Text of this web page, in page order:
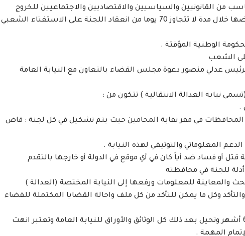
من القانونيين والسياسيين والاقتصاديين والاجتماعيين للخروج
بتعديلات شاملة في الدستور الحالي وعرضها خلال مدة لا تتجاوز 70 يوما من انعقاد اللجنة على الاستفتاء الشعبي
عدلي منصور دعوة مجلس القضاء بالتعاون مع النيابة العامة
نيابة العدالة الانتقالية ) تتكون من :
المحافظات في مقر نقابة المحامين حيث يتم تشكيل في كل لجنة : قاض
أو فساد ضد أياً كان في أي موقع في الدولة أو خارجها بالتقدم
للجنة في محافظته
وكل ما يمكن للتأكد من كل ملف واحالة القضايا المكتملة للقضاء
7- يستمر عمل النيابية لفترة لا تقل عن 6 أشهر وتحيل بعد ذلك كل الوثائق والأوراق للنيابة العامة وتعتبر انهت
المهمة .